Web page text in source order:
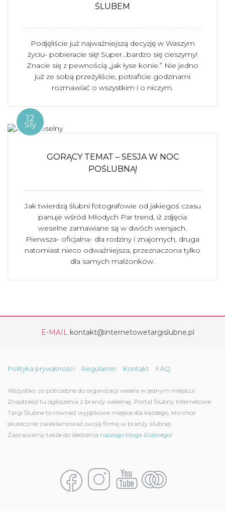
ŚLUBEM
Podjęliście już najważniejszą decyzję w Waszym
życiu- pobieracie się! Super…bardzo się cieszymy!
Znacie się z pewnością „jak łyse konie.” Nie jedno
już ze sobą przeżyliście, potraficie godzinami
rozmawiać o wszystkim i o niczym.
12
Sty
GORĄCY TEMAT – SESJA W NOC
POŚLUBNĄ!
Jak twierdzą ślubni fotografowie od jakiegoś czasu
panuje wśród Młodych Par trend, iż zdjęcia
weselne zamawiane są w dwóch wersjach.
Pierwsza- oficjalna- dla rodziny i znajomych, druga
natomiast nieco odważniejsza, przeznaczona tylko
dla samych małżonków.
E-MAIL kontakt@internetowetargislubne.pl
Polityka prywatności Regulamin Kontakt FAQ
Wszystko, co potrzebne do organizacji wesela w jednym miejscu!
Znajdziesz tu ogłoszenia z branży weselnej. Portal Ślubny Internetowe
Targi Ślubne to również wyjątkowe miejsce dla każdego, kto chce
skutecznie zareklamować swoją firmę w branży ślubnej.
Zapraszamy także do śledzenia naszego bloga ślubnego!